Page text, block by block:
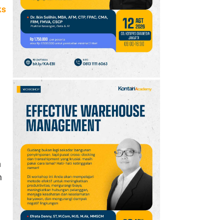
10 Klasemen Grup A Piala
AFF 2026: Ini Skenario
Indonesia Lolos ke
Semifinal